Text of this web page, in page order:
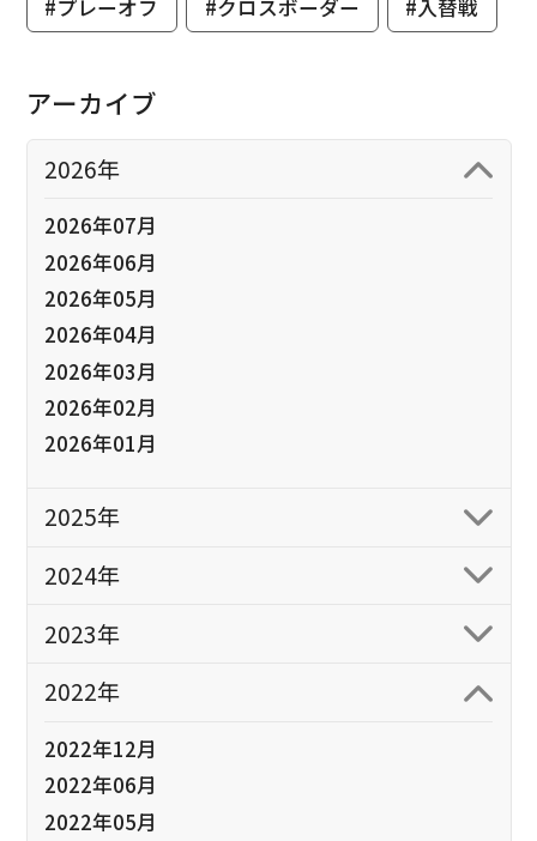
#プレーオフ
#クロスボーダー #入替戦
アーカイブ
2026年
2026年07月
2026年06月
2026年05月
2026年04月
2026年03月
2026年02月
2026年01月
2025年
2024年
2023年
2022年
2022年12月
2022年06月
2022年05月